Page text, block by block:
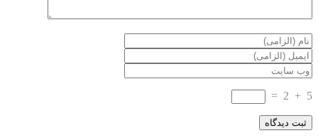
5
+
2
=